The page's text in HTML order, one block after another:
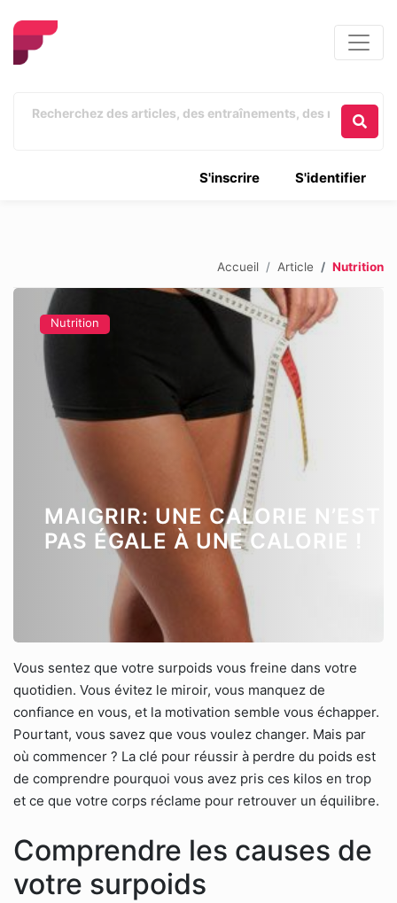
S'identifier
S'inscrire
Accueil Article Nutrition
Nutrition
MAIGRIR: UNE CALORIE N’EST
PAS ÉGALE À UNE CALORIE !
Vous sentez que votre surpoids vous freine dans votre
quotidien. Vous évitez le miroir, vous manquez de
confiance en vous, et la motivation semble vous échapper.
Pourtant, vous savez que vous voulez changer. Mais par
où commencer ? La clé pour réussir à perdre du poids est
de comprendre pourquoi vous avez pris ces kilos en trop
et ce que votre corps réclame pour retrouver un équilibre.
Comprendre les causes de
votre surpoids